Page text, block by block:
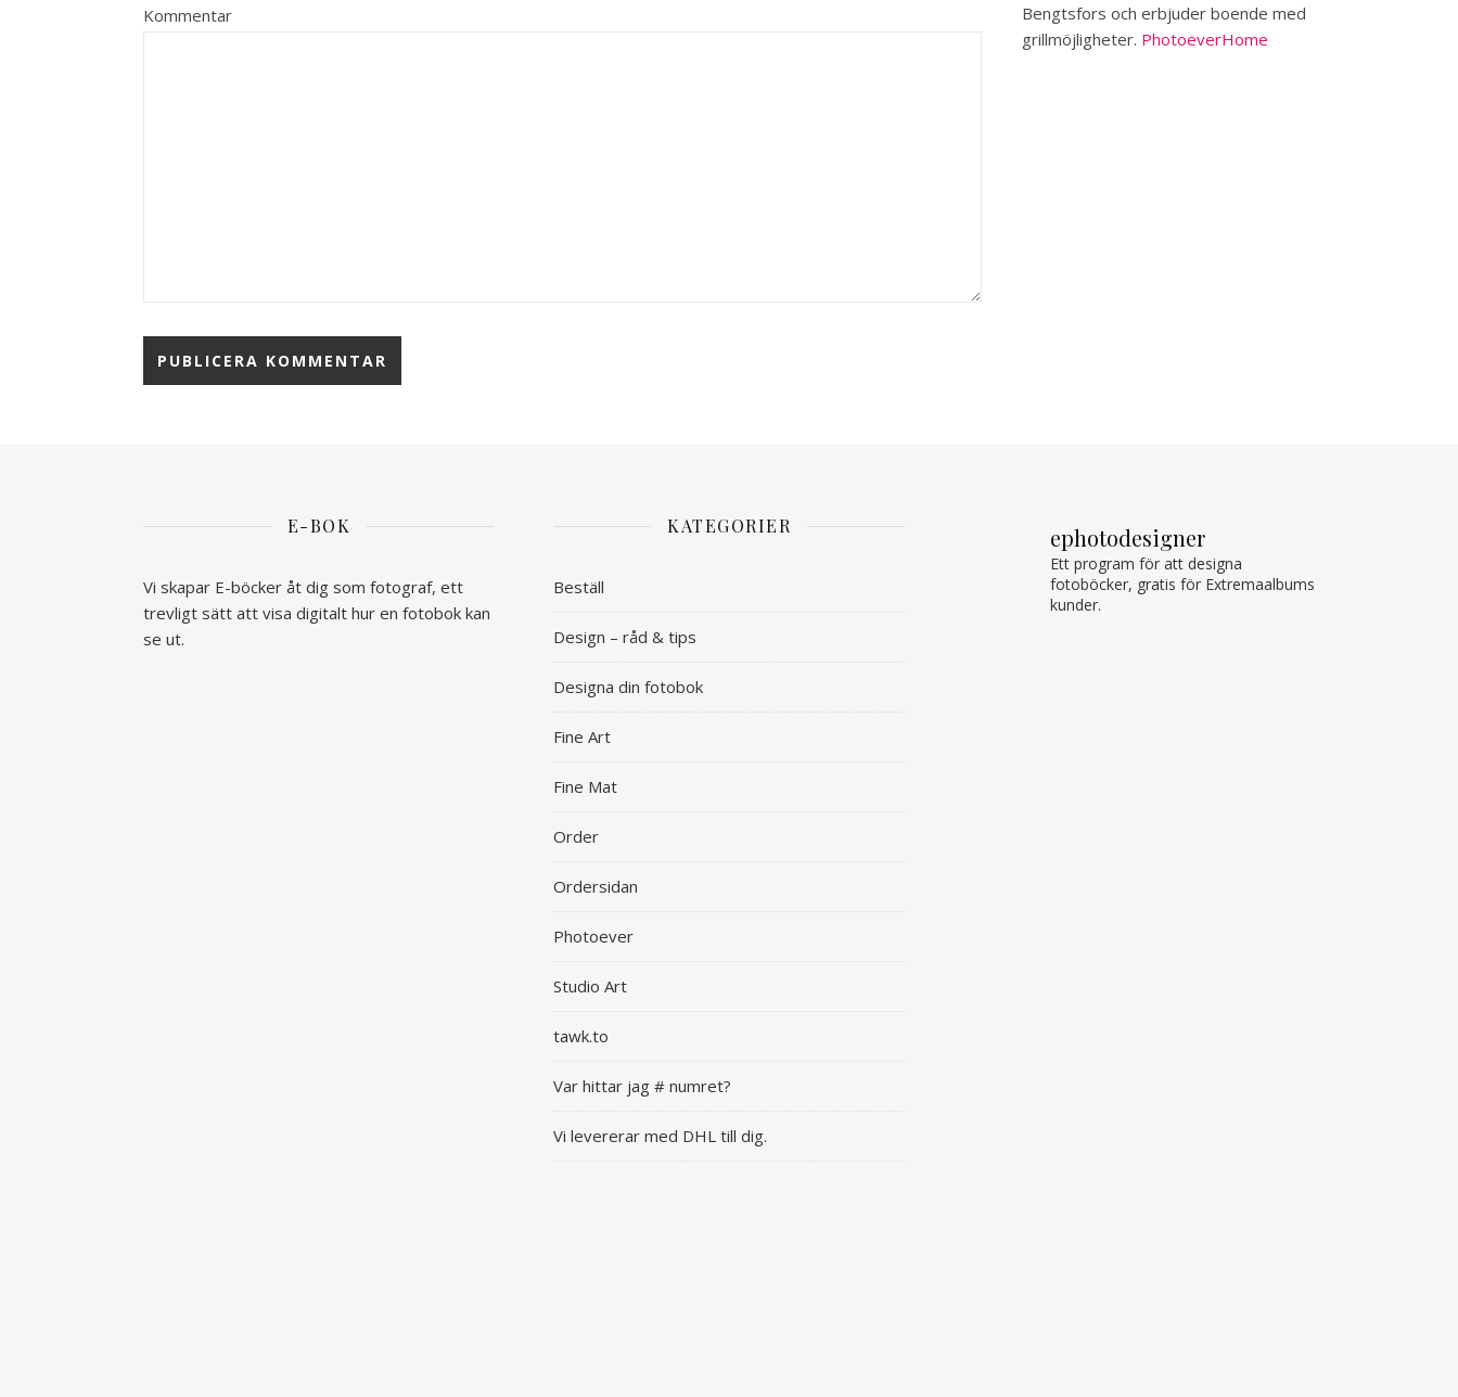
Kommentar
Bengtsfors och erbjuder boende med
grillmöjligheter. PhotoeverHome
E-BOK
Vi skapar E-böcker åt dig som fotograf, ett
trevligt sätt att visa digitalt hur en fotobok kan
se ut.
KATEGORIER
Beställ
Design – råd & tips
Designa din fotobok
Fine Art
Fine Mat
Order
Ordersidan
Photoever
Studio Art
tawk.to
Var hittar jag # numret?
Vi levererar med DHL till dig.
ephotodesigner
Ett program för att designa
fotoböcker, gratis för Extremaalbums
kunder.